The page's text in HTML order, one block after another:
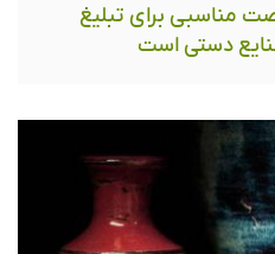
مناسبی برای تبلیغ
دستی است